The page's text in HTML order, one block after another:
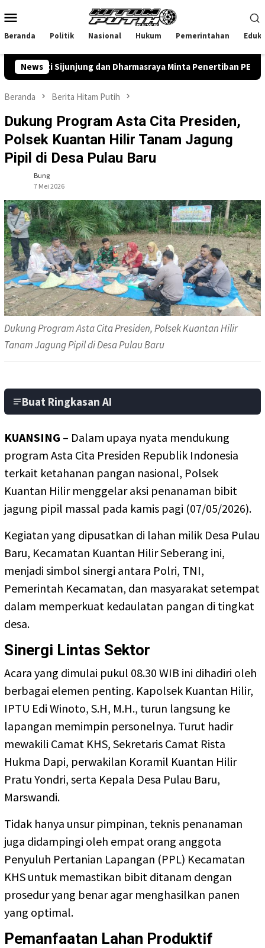
ke
Mobile
Beranda Politik Nasional Hukum Pemerintahan
News
Sijunjung dan Dharmasraya Minta Penertiban PETI
Beranda Berita Hitam Putih
Dukung Program Asta Cita Presiden,
Polsek Kuantan Hilir Tanam Jagung
Pipil di Desa Pulau Baru
Bung
7 Mei 2026
Dukung Program Asta Cita Presiden, Polsek Kuantan Hilir
Tanam Jagung Pipil di Desa Pulau Baru
Buat Ringkasan AI
KUANSING – Dalam upaya nyata mendukung
program Asta Cita Presiden Republik Indonesia
terkait ketahanan pangan nasional, Polsek
Kuantan Hilir menggelar aksi penanaman bibit
jagung pipil massal pada kamis pagi (07/05/2026).
Kegiatan yang dipusatkan di lahan milik Desa Pulau
Baru, Kecamatan Kuantan Hilir Seberang ini,
menjadi simbol sinergi antara Polri, TNI,
Pemerintah Kecamatan, dan masyarakat setempat
dalam memperkuat kedaulatan pangan di tingkat
desa.
Sinergi Lintas Sektor
Acara yang dimulai pukul 08.30 WIB ini dihadiri oleh
berbagai elemen penting. Kapolsek Kuantan Hilir,
IPTU Edi Winoto, S.H, M.H., turun langsung ke
lapangan memimpin personelnya. Turut hadir
mewakili Camat KHS, Sekretaris Camat Rista
Hukma Dapi, perwakilan Koramil Kuantan Hilir
Pratu Yondri, serta Kepala Desa Pulau Baru,
Marswandi.
Tidak hanya unsur pimpinan, teknis penanaman
juga didampingi oleh empat orang anggota
Penyuluh Pertanian Lapangan (PPL) Kecamatan
KHS untuk memastikan bibit ditanam dengan
prosedur yang benar agar menghasilkan panen
yang optimal.
Pemanfaatan Lahan Produktif